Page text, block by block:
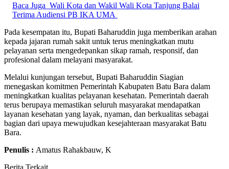
Baca Juga Wali Kota dan Wakil Wali Kota Tanjung Balai
Terima Audiensi PB IKA UMA
Pada kesempatan itu, Bupati Baharuddin juga memberikan arahan
kepada jajaran rumah sakit untuk terus meningkatkan mutu
pelayanan serta mengedepankan sikap ramah, responsif, dan
profesional dalam melayani masyarakat.
Melalui kunjungan tersebut, Bupati Baharuddin Siagian
menegaskan komitmen Pemerintah Kabupaten Batu Bara dalam
meningkatkan kualitas pelayanan kesehatan. Pemerintah daerah
terus berupaya memastikan seluruh masyarakat mendapatkan
layanan kesehatan yang layak, nyaman, dan berkualitas sebagai
bagian dari upaya mewujudkan kesejahteraan masyarakat Batu
Bara.
Penulis : Amatus Rahakbauw, K
Berita Terkait